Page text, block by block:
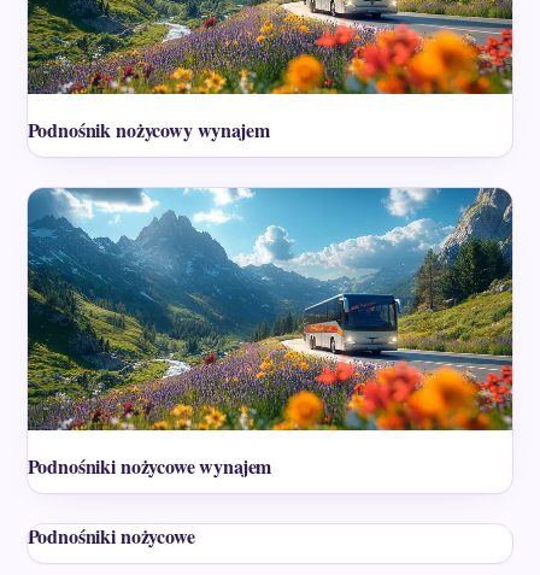
Podnośnik nożycowy wynajem
Podnośniki nożycowe wynajem
Podnośniki nożycowe